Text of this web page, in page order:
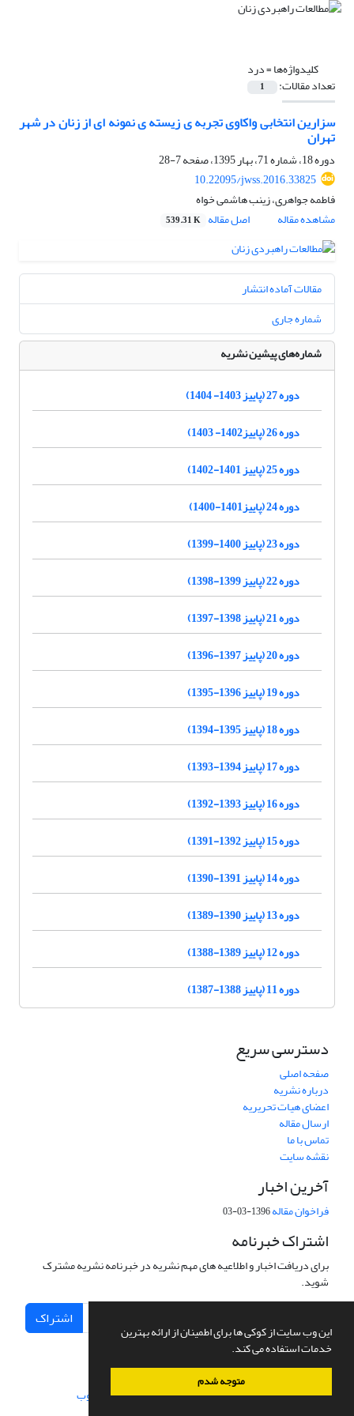
این وب سایت از کوکی ها برای اطمینان از ارائه بهترین
خدمات استفاده می کند.
متوجه شدم
کلیدواژه‌ها =درد
تعداد مقالات: 1
سزارین انتخابی واکاوی تجربه ی زیسته ی نمونه ای از زنان در شهر
تهران
دوره 18، شماره 71، بهار 1395، صفحه
7-28
10.22095/jwss.2016.33825
فاطمه جواهری، زینب هاشمی خواه
مشاهده مقاله
اصل مقاله 539.31 K
مقالات آماده انتشار
شماره جاری
شماره‌های پیشین نشریه
دوره 27 (پاییز 1403- 1404)
دوره 26 (پاییز1402- 1403)
دوره 25 (پاییز 1401-1402)
دوره 24 (پاییز1401-1400)
دوره 23 (پاییز 1400-1399)
دوره 22 (پاییز 1399-1398)
دوره 21 (پاییز 1398-1397)
دوره 20 (پاییز 1397-1396)
دوره 19 (پاییز 1396-1395)
دوره 18 (پاییز 1395-1394)
دوره 17 (پاییز 1394-1393)
دوره 16 (پاییز 1393-1392)
دوره 15 (پاییز 1392-1391)
دوره 14 (پاییز 1391-1390)
دوره 13 (پاییز 1390-1389)
دوره 12 (پاییز 1389-1388)
دوره 11 (پاییز 1388-1387)
دسترسی سریع
صفحه اصلی
درباره نشریه
اعضای هیات تحریریه
ارسال مقاله
تماس با ما
نقشه سایت
آخرین اخبار
فراخوان مقاله1396-03-03
اشتراک خبرنامه
برای دریافت اخبار و اطلاعیه های مهم نشریه در خبرنامه نشریه مشترک
شوید.
اشتراک
سامانه مدیریت نشریات علمی.طراحی و پیاده سازی از سیناوب